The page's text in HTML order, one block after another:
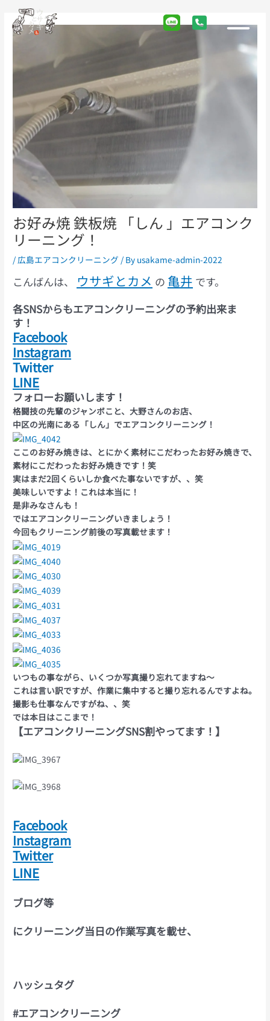
content
Menu
お好み焼 鉄板焼 「しん 」エアコンク
リーニング！
/広島エアコンクリーニング / By usakame-admin-2022
こんばんは、 ウサギとカメ の 亀井 です。
各SNSからもエアコンクリーニングの予約出来ま
す！
Facebook
Instagram
Twitter
LINE
フォローお願いします！
格闘技の先輩のジャンボこと、大野さんのお店、
中区の光南にある「しん」でエアコンクリーニング！
ここのお好み焼きは、とにかく素材にこだわったお好み焼きで、
素材にこだわったお好み焼きです！笑
実はまだ2回くらいしか食べた事ないですが、、笑
美味しいですよ！これは本当に！
是非みなさんも！
ではエアコンクリーニングいきましょう！
今回もクリーニング前後の写真載せます！
いつもの事ながら、いくつか写真撮り忘れてますね〜
これは言い訳ですが、作業に集中すると撮り忘れるんですよね。
撮影も仕事なんですがね、、笑
では本日はここまで！
【エアコンクリーニングSNS割やってます！】
Facebook
Instagram
Twitter
LINE
ブログ等
にクリーニング当日の作業写真を載せ、
ハッシュタグ
#エアコンクリーニング
Post
navigation